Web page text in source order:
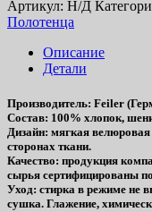
Артикул: Н/Д
Полотенца
Описание
Детали
Производитель: Feiler
Состав: 100% хлопок,
Дизайн: мягкая велюровая
сторонах ткани.
Качество: продукция
сырья сертифицированы
Уход: стирка в режиме не
сушка. Глажение,